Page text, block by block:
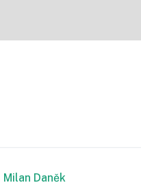
Milan Daněk